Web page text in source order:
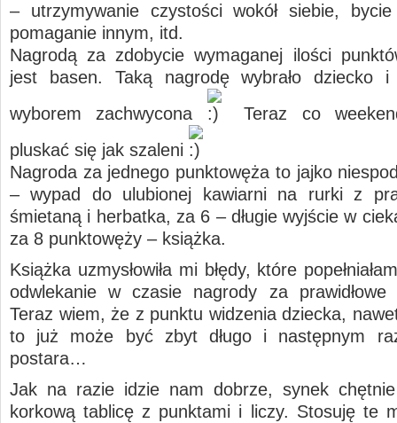
– utrzymywanie czystości wokół siebie,
pomaganie innym, itd.
Nagrodą za zdobycie wymaganej ilości
jest basen. Taką nagrodę wybrało dziecko
wyborem zachwycona
Teraz co
pluskać się jak szaleni
Nagroda za jednego punktowęża to jajko
– wypad do ulubionej kawiarni na rurki z
śmietaną i herbatka, za 6 – długie wyjście w
za 8 punktowęży – książka.
Książka uzmysłowiła mi błędy, które
odwlekanie w czasie nagrody za prawidłowe
Teraz wiem, że z punktu widzenia dziecka,
to już może być zbyt długo i następnym
postara…
Jak na razie idzie nam dobrze, synek
korkową tablicę z punktami i liczy. Stosuję te